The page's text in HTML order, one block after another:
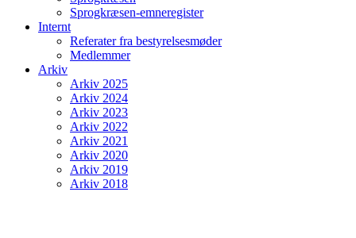
Sprogkræsen-emneregister
Internt
Referater fra bestyrelsesmøder
Medlemmer
Arkiv
Arkiv 2025
Arkiv 2024
Arkiv 2023
Arkiv 2022
Arkiv 2021
Arkiv 2020
Arkiv 2019
Arkiv 2018